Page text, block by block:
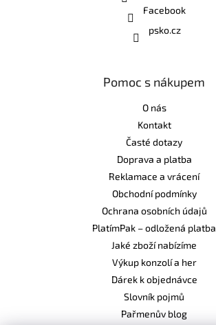
Facebook
psko.cz
Pomoc s nákupem
O nás
Kontakt
Časté dotazy
Doprava a platba
Reklamace a vrácení
Obchodní podmínky
Ochrana osobních údajů
PlatímPak – odložená platba
Jaké zboží nabízíme
Výkup konzolí a her
Dárek k objednávce
Slovník pojmů
Pařmenův blog